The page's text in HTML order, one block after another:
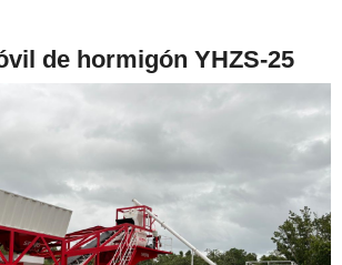
de hormigón YHZS-25